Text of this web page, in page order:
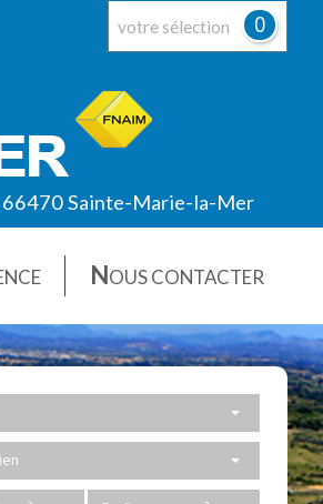
votre sélection 0
66470 Sainte-Marie-la-Mer
NOUS CONTACTER